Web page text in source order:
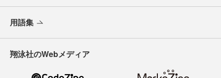
用語集
翔泳社のWebメディア